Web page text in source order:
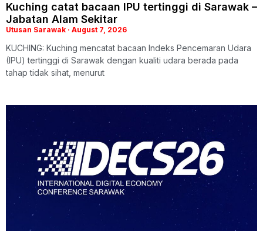
Kuching catat bacaan IPU tertinggi di Sarawak –
Jabatan Alam Sekitar
Utusan Sarawak August 7, 2026
KUCHING: Kuching mencatat bacaan Indeks Pencemaran Udara
(IPU) tertinggi di Sarawak dengan kualiti udara berada pada
tahap tidak sihat, menurut